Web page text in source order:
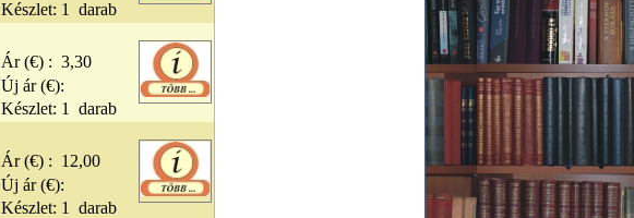
Készlet: 1 darab
Ár (€) : 3,30
Új ár (€):
Készlet: 1 darab
Ár (€) : 12,00
Új ár (€):
Készlet: 1 darab